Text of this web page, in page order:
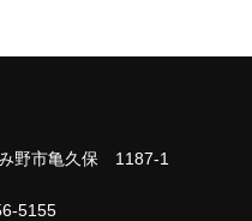
野市亀久保 1187-1
5155